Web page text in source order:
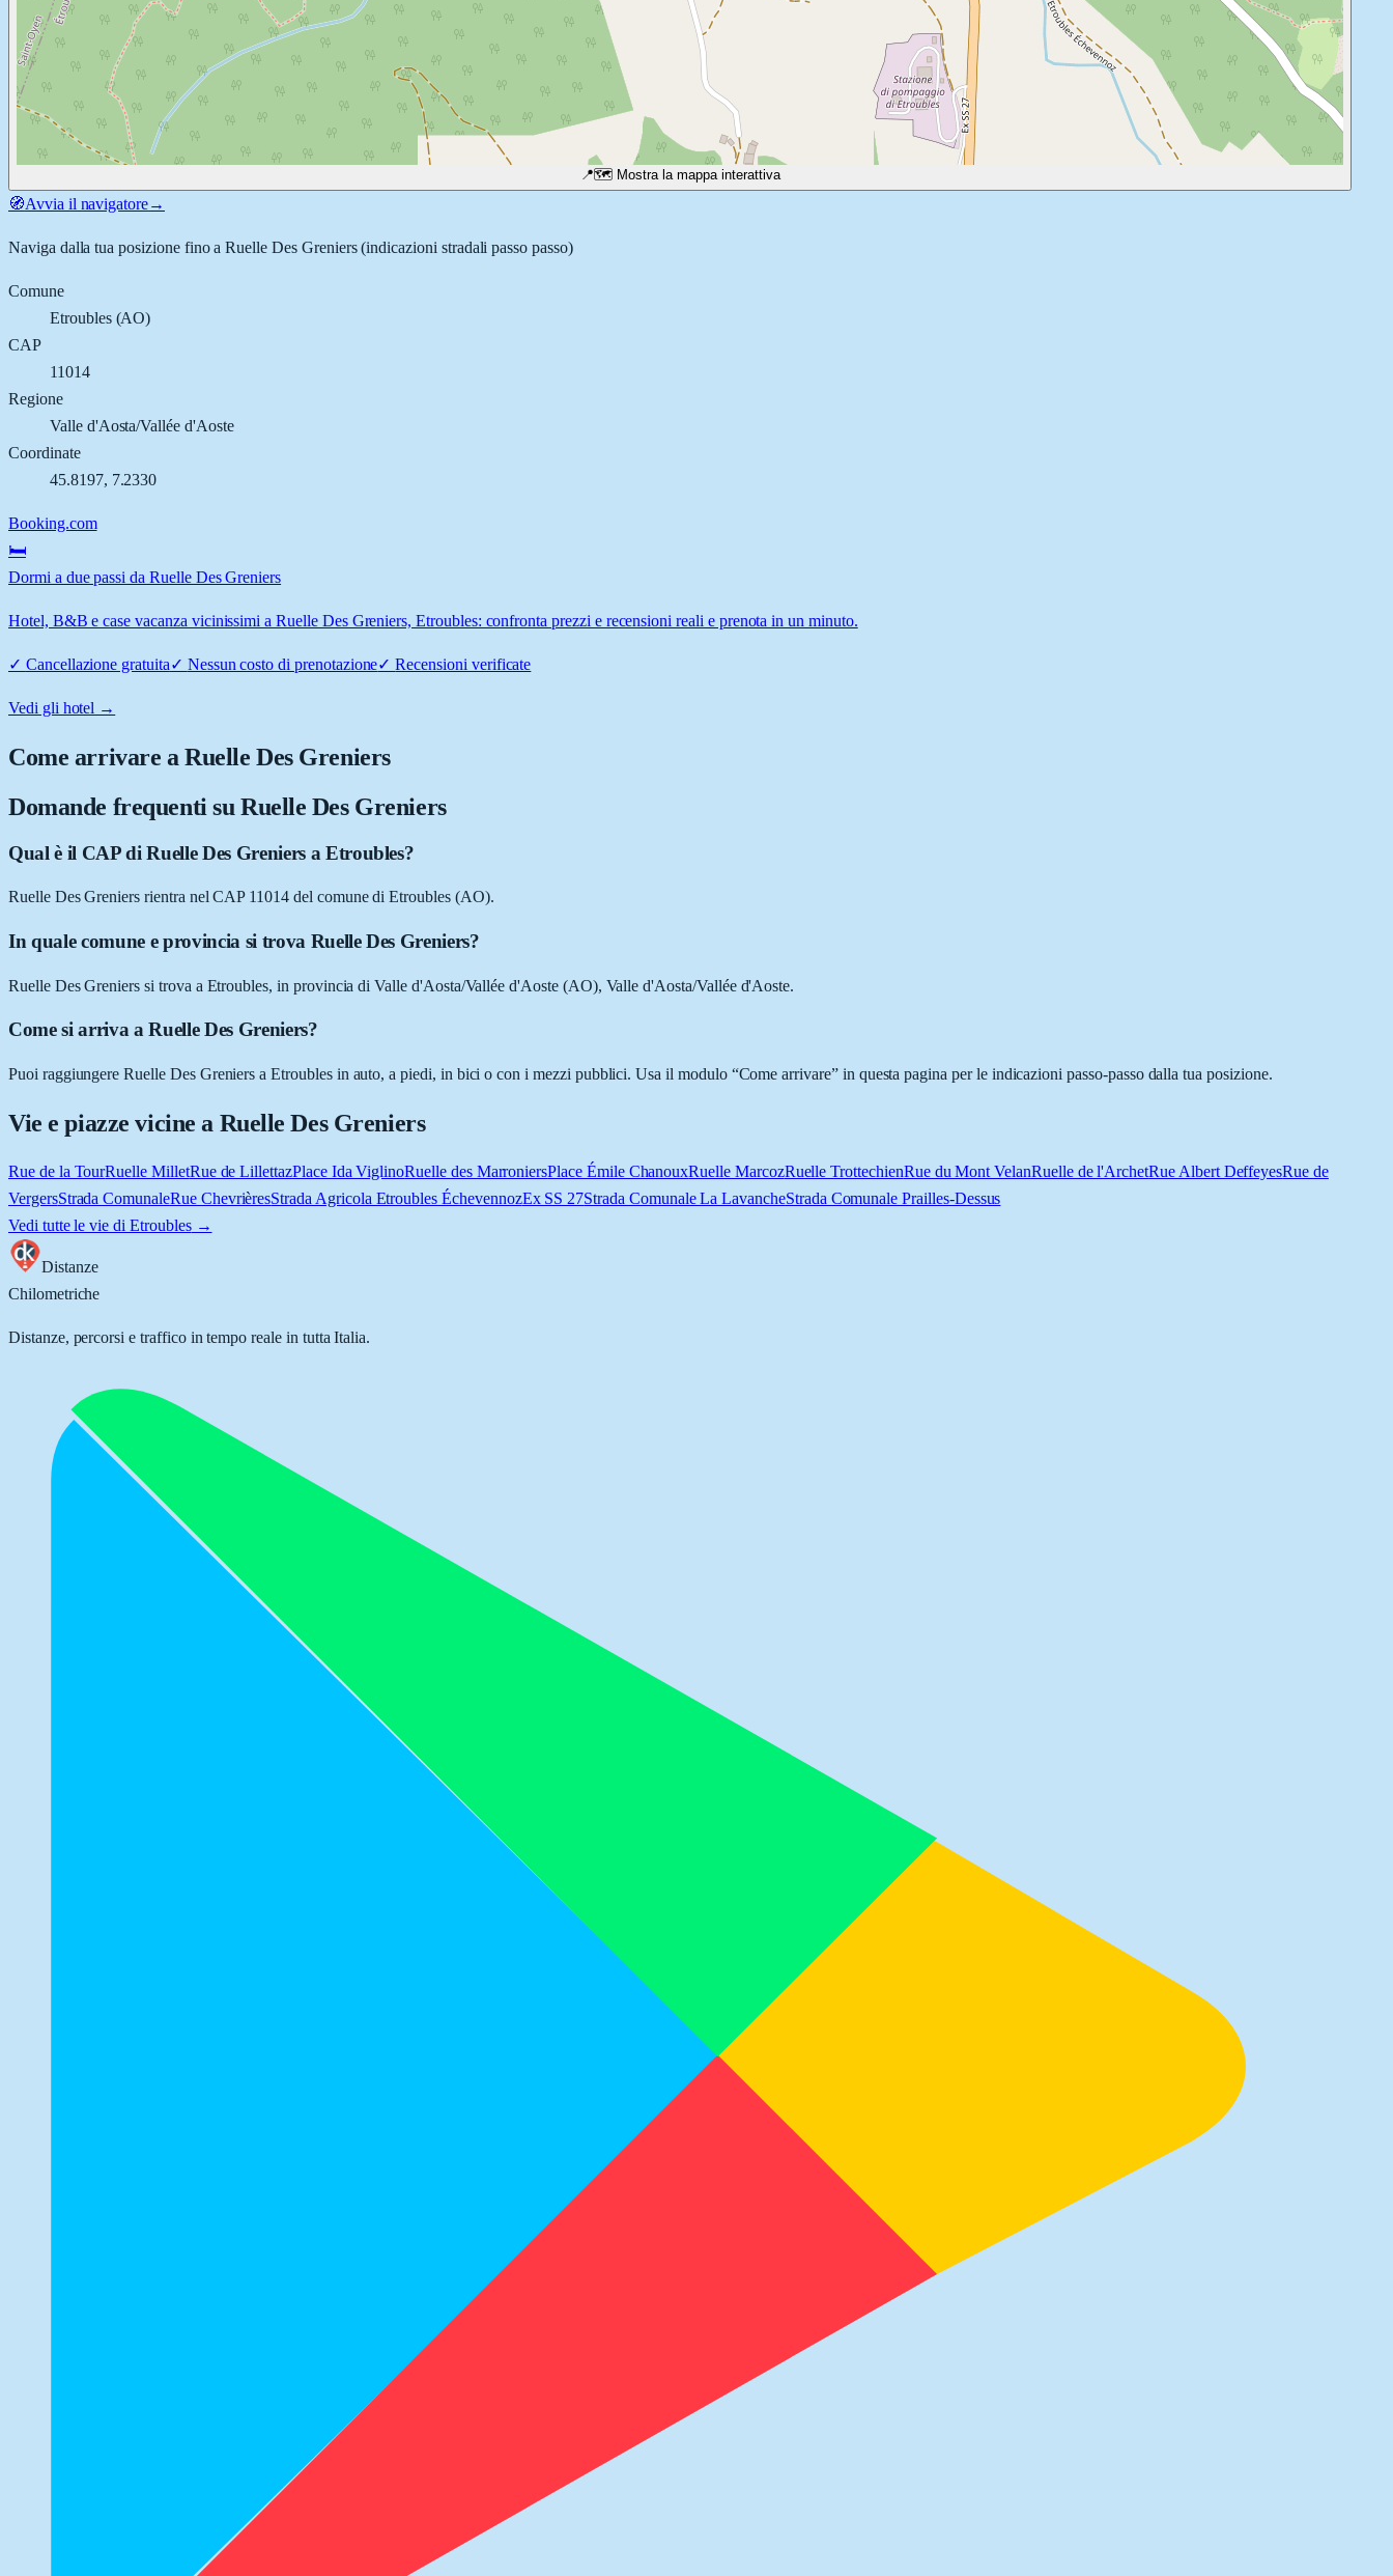
📍🗺️ Mostra la mappa interattiva
🧭Avvia il navigatore→
Naviga dalla tua posizione fino aRuelle Des Greniers(indicazioni stradali passo passo)
Comune
Etroubles(AO)
CAP
11014
Regione
Valle d'Aosta/Vallée d'Aoste
Coordinate
45.8197, 7.2330
Booking.com
🛏️
Dormi a due passi da Ruelle Des Greniers
Hotel, B&B e case vacanza vicinissimi a Ruelle Des Greniers, Etroubles: confronta prezzi e recensioni reali e prenota in un minuto.
✓ Cancellazione gratuita✓ Nessun costo di prenotazione✓Recensioni verificate
Vedi gli hotel →
Come arrivare aRuelle Des Greniers
Domande frequenti su Ruelle Des Greniers
Qual è il CAP di Ruelle Des Greniers a Etroubles?
Ruelle Des Greniers rientra nel CAP 11014 del comune di Etroubles (AO).
In quale comune e provincia si trova Ruelle Des Greniers?
Ruelle Des Greniers si trova a Etroubles, in provincia di Valle d'Aosta/Vallée d'Aoste (AO), Valle d'Aosta/Vallée d'Aoste.
Come si arriva a Ruelle Des Greniers?
Puoi raggiungere Ruelle Des Greniers a Etroubles in auto, a piedi, in bici o con i mezzi pubblici. Usa il modulo “Come arrivare” in questa pagina per le indicazioni passo-passo dalla tua posizione.
Vie e piazze vicine a Ruelle Des Greniers
Rue de la TourRuelle MilletRue de LillettazPlace Ida ViglinoRuelle des MarroniersPlace Émile ChanouxRuelle MarcozRuelle TrottechienRue du Mont VelanRuelle de l'ArchetRue Albert DeffeyesRue de
VergersStrada ComunaleRue ChevrièresStrada Agricola Etroubles ÉchevennozEx SS 27Strada Comunale La LavancheStrada Comunale Prailles-Dessus
Vedi tutte le vie di Etroubles→
Distanze
Chilometriche
Distanze, percorsi e traffico in tempo reale in tutta Italia.